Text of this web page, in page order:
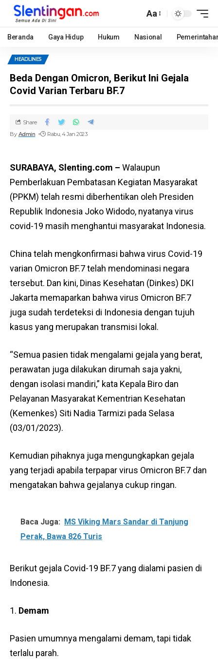
Aa
Beranda Gaya Hidup Hukum Nasional
HEADLINES
Beda Dengan Omicron, Berikut Ini Gejala
Covid Varian Terbaru BF.7
By Admin Rabu, 4 Jan 2023
Share
SURABAYA, Slenting.com – Walaupun
Pemberlakuan Pembatasan Kegiatan Masyarakat
(PPKM) telah resmi diberhentikan oleh Presiden
Republik Indonesia Joko Widodo, nyatanya virus
covid-19 masih menghantui masyarakat Indonesia.
China telah mengkonfirmasi bahwa virus Covid-19
varian Omicron BF.7 telah mendominasi negara
tersebut. Dan kini, Dinas Kesehatan (Dinkes) DKI
Jakarta memaparkan bahwa virus Omicron BF.7
juga sudah terdeteksi di Indonesia dengan tujuh
kasus yang merupakan transmisi lokal.
“Semua pasien tidak mengalami gejala yang berat,
perawatan juga dilakukan dirumah saja yakni,
dengan isolasi mandiri,” kata Kepala Biro dan
Pelayanan Masyarakat Kementrian Kesehatan
(Kemenkes) Siti Nadia Tarmizi pada Selasa
(03/01/2023).
Kemudian pihaknya juga mengungkapkan gejala
yang terjadi apabila terpapar virus Omicron BF.7 dan
mengatakan bahwa gejalanya cukup ringan.
Baca Juga: MS Viking Mars Sandar di Tanjung
Perak, Bawa 826 Turis
Berikut gejala Covid-19 BF.7 yang dialami pasien di
Indonesia.
Demam
Pasien umumnya mengalami demam, tapi tidak
terlalu parah.